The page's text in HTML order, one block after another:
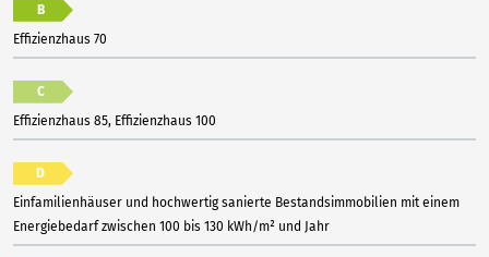
B
Effizienzhaus 70
C
Effizienzhaus 85, Effizienzhaus 100
D
Einfamilienhäuser und hochwertig sanierte Bestandsimmobilien mit einem
Energiebedarf zwischen 100 bis 130 kWh/m² und Jahr